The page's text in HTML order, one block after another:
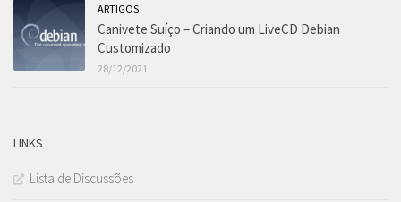
ARTIGOS
Canivete Suíço – Criando um LiveCD Debian
Customizado
28/12/2021
LINKS
Lista de Discussões